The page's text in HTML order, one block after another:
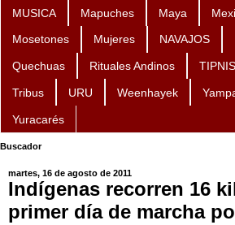
MUSICA Mapuches Maya
Mosetones Mujeres NAVAJOS
Quechuas Rituales Andinos TIPNIS
Tribus URU Weenhayek
Yuracarés
Buscador
martes, 16 de agosto de 2011
Indígenas recorren 16
primer día de marcha